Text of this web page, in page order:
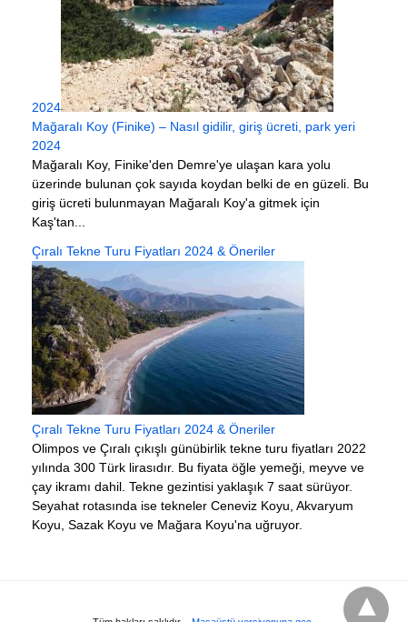
2024
Mağaralı Koy (Finike) – Nasıl gidilir, giriş ücreti, park yeri
2024
Mağaralı Koy, Finike'den Demre'ye ulaşan kara yolu
üzerinde bulunan çok sayıda koydan belki de en güzeli. Bu
giriş ücreti bulunmayan Mağaralı Koy'a gitmek için
Kaş'tan...
Çıralı Tekne Turu Fiyatları 2024 & Öneriler
Çıralı Tekne Turu Fiyatları 2024 & Öneriler
Olimpos ve Çıralı çıkışlı günübirlik tekne turu fiyatları 2022
yılında 300 Türk lirasıdır. Bu fiyata öğle yemeği, meyve ve
çay ikramı dahil. Tekne gezintisi yaklaşık 7 saat sürüyor.
Seyahat rotasında ise tekneler Ceneviz Koyu, Akvaryum
Koyu, Sazak Koyu ve Mağara Koyu'na uğruyor.